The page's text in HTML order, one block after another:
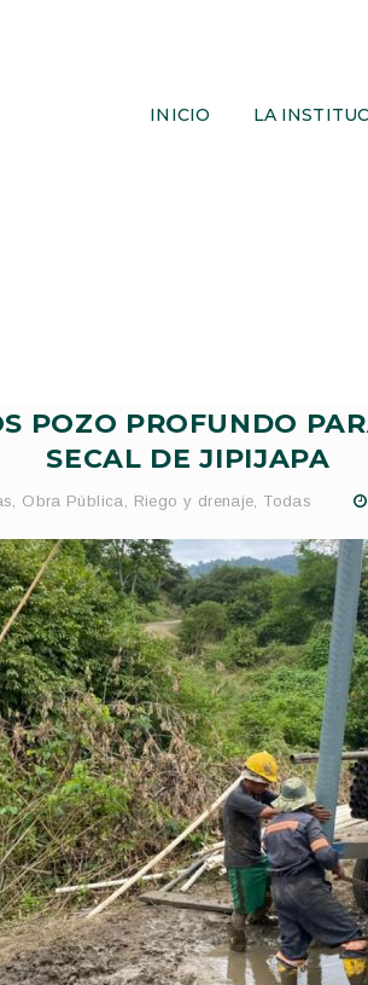
INICIO LA
POZO PROFUNDO
SECAL DE JIPIJAPA
, Obra Pública, Riego y drenaje, Todas